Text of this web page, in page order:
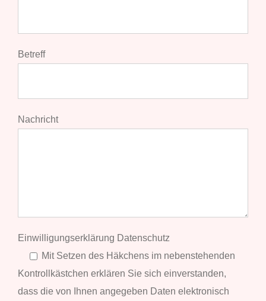
Betreff
Nachricht
Ein­wil­li­gungs­er­klä­rung Datenschutz
Mit Set­zen des Häk­chens im neben­ste­hen­den
Kon­troll­käst­chen erklä­ren Sie sich ein­ver­stan­den,
dass die von Ihnen ange­ge­ben Daten elek­tro­nisch